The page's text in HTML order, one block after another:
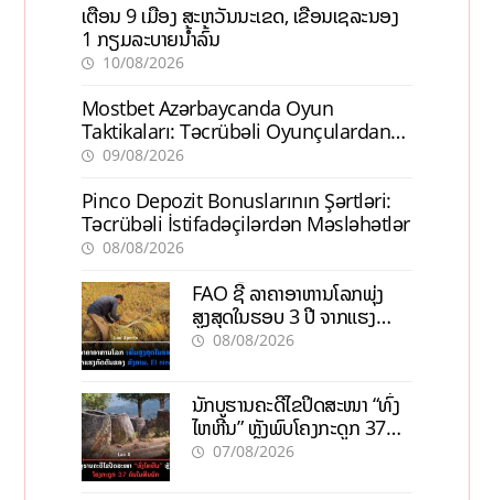
ເຕືອນ 9 ເມືອງ ສະຫວັນນະເຂດ, ເຂື່ອນເຊລະນອງ
1 ກຽມລະບາຍນ້ຳລົ້ນ
10/08/2026
Mostbet Azərbaycanda Oyun
Taktikaları: Təcrübəli Oyunçulardan
İpuçları
09/08/2026
Pinco Depozit Bonuslarının Şərtləri:
Təcrübəli İstifadəçilərdən Məsləhətlər
08/08/2026
FAO ຊີ້ ລາຄາອາຫານໂລກພຸ່ງ
ສູງສຸດໃນຮອບ 3 ປີ ຈາກແຮງ
ກົດດັນຂອງສົງຄາມ, El nino
08/08/2026
ນັກບູຮານຄະດີໄຂປິດສະໜາ “ທົ່ງ
ໄຫຫີນ” ຫຼັງພົບໂຄງກະດູກ 37
ຄົນໃນຫີນຍັກ
07/08/2026